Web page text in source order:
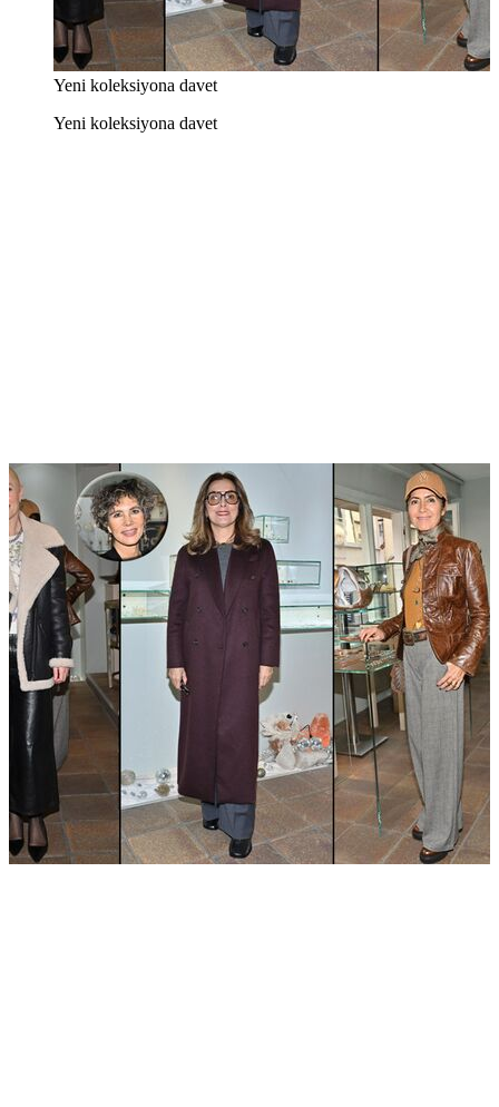
Yeni koleksiyona davet
Yeni koleksiyona davet